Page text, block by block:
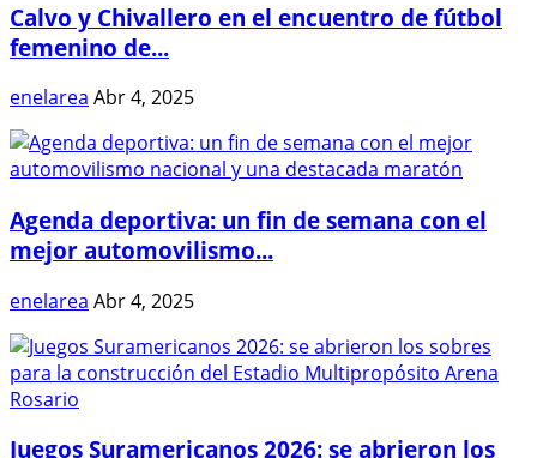
Calvo y Chivallero en el encuentro de fútbol
femenino de...
enelarea Abr 4, 2025
Agenda deportiva: un fin de semana con el
mejor automovilismo...
enelarea Abr 4, 2025
Juegos Suramericanos 2026: se abrieron los